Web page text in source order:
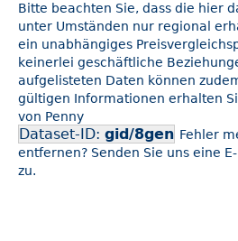
Bitte beachten Sie, dass die hier
unter Umständen nur regional
ein unabhängiges
keinerlei geschäftliche
aufgelisteten Daten können
gültigen Informationen erhalten
von Penny
Dataset-ID: gid/8gen Fehler
entfernen? Senden Sie uns eine
zu.